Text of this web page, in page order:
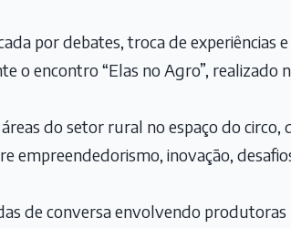
por debates, troca de experiências
o encontro “Elas no Agro”, realizado
do setor rural no espaço do circo,
empreendedorismo, inovação,
de conversa envolvendo produtoras